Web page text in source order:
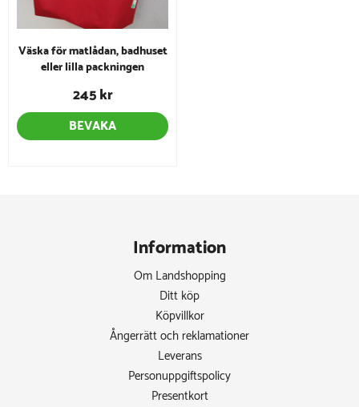
Väska för matlådan, badhuset
eller lilla packningen
245 kr
BEVAKA
Information
Om Landshopping
Ditt köp
Köpvillkor
Ångerrätt och reklamationer
Leverans
Personuppgiftspolicy
Presentkort